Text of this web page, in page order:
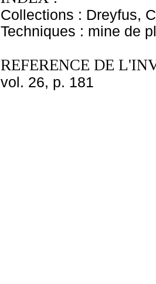
Collections : Dreyfus,
Techniques : mine de
REFERENCE DE
vol. 26, p. 181